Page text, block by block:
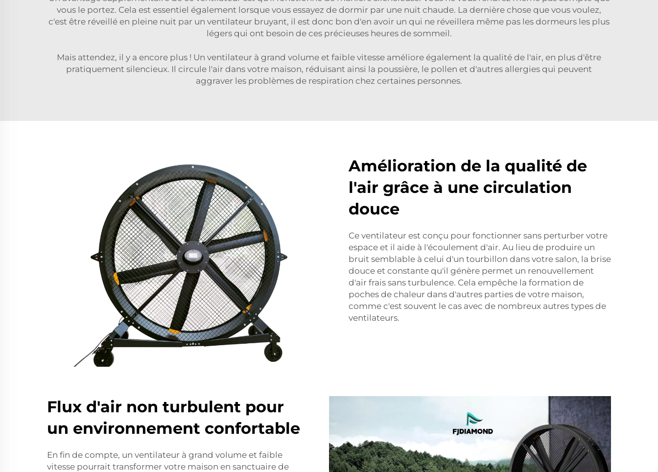
vous le portez. Cela est essentiel également lorsque vous essayez de dormir par une nuit chaude. La dernière chose que vous voulez,
c'est être réveillé en pleine nuit par un ventilateur bruyant, il est donc bon d'en avoir un qui ne réveillera même pas les dormeurs les plus
légers qui ont besoin de ces précieuses heures de sommeil.
Mais attendez, il y a encore plus ! Un ventilateur à grand volume et faible vitesse améliore également la qualité de l'air, en plus d'être
pratiquement silencieux. Il circule l'air dans votre maison, réduisant ainsi la poussière, le pollen et d'autres allergies qui peuvent
aggraver les problèmes de respiration chez certaines personnes.
Amélioration de la qualité de
l'air grâce à une circulation
douce
Ce ventilateur est conçu pour fonctionner sans perturber votre
espace et il aide à l'écoulement d'air. Au lieu de produire un
bruit semblable à celui d'un tourbillon dans votre salon, la brise
douce et constante qu'il génère permet un renouvellement
d'air frais sans turbulence. Cela empêche la formation de
poches de chaleur dans d'autres parties de votre maison,
comme c'est souvent le cas avec de nombreux autres types de
ventilateurs.
Flux d'air non turbulent pour
un environnement confortable
En fin de compte, un ventilateur à grand volume et faible
vitesse pourrait transformer votre maison en sanctuaire de